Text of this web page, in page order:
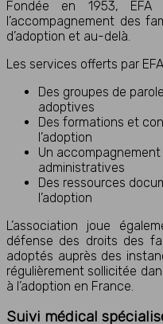
Fondée en 1953,
l’accompagnement des
d’adoption et au-delà.
Les services offerts par
Des groupes de
adoptives
Des formations et
l’adoption
Un
administratives
Des ressources
l’adoption
L’association joue
défense des droits des
adoptés auprès des
régulièrement sollicitée
à l’adoption en France.
Suivi médical